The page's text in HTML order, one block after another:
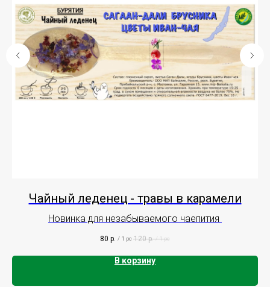
Чайный леденец - травы в карамели
Новинка для незабываемого чаепития
80 р. / 1 pc 120 р. / 1 pc
В корзину